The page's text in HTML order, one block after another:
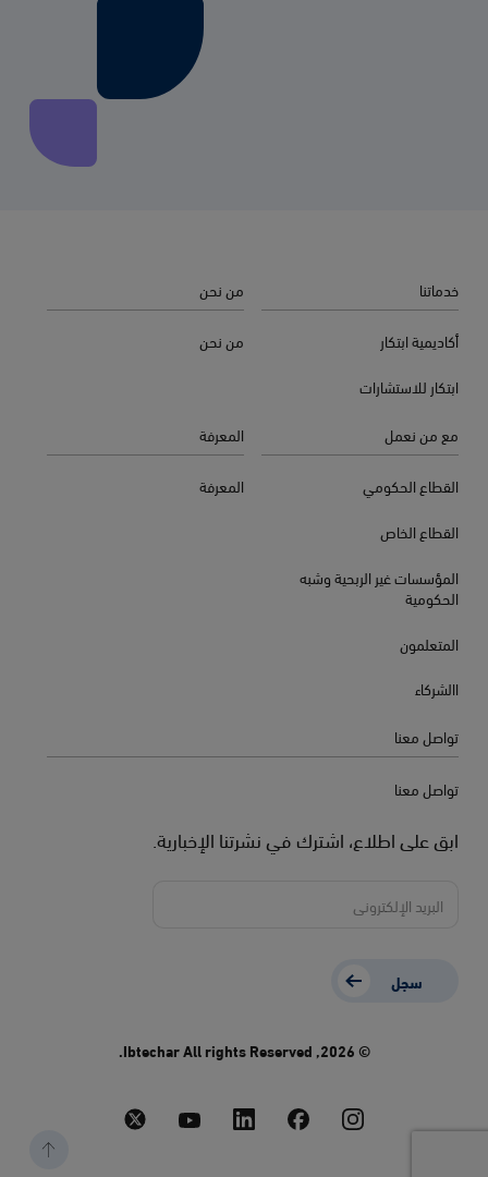
خدماتنا
أكاديمية ابتكار
ابتكار للاستشارات
من نحن
من نحن
مع من نعمل
القطاع الحكومي
القطاع الخاص
المؤسسات غير الربحية وشبه
الحكومية
المتعلمون
االشركاء
المعرفة
المعرفة
تواصل معنا
تواصل معنا
ابق على اطلاع، اشترك في نشرتنا الإخبارية.
سجل
© 2026, Ibtechar All rights Reserved.